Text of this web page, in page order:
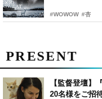
#WOWOW #杏
PRESENT
【監督登壇】
20名様をご招